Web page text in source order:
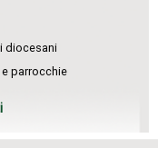
diocesani
parrocchie